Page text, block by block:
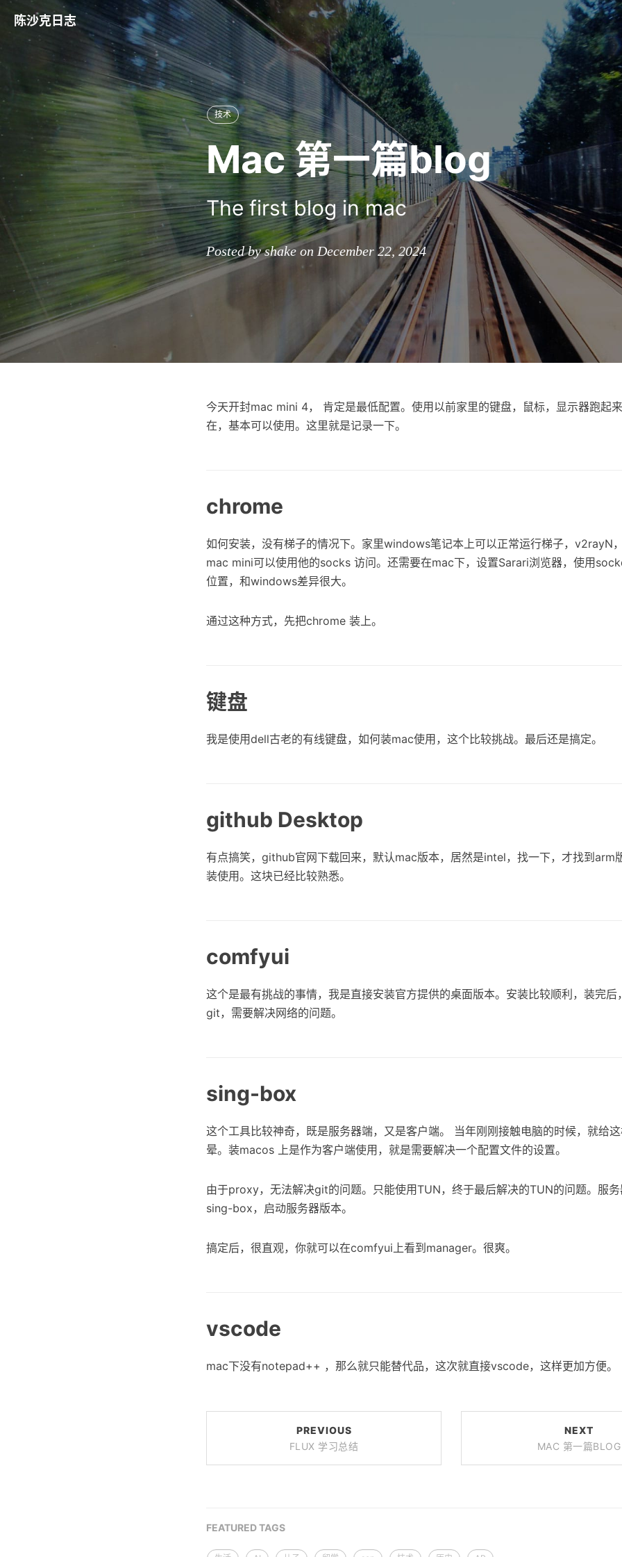
陈沙克日志
技术
Mac 第一篇blog
The first blog in mac
Posted by shake on December 22, 2024
今天开封mac mini 4， 肯定是最低配置。使用以前家里的键盘，鼠标，显示器跑起
在，基本可以使用。这里就是记录一下。
chrome
如何安装，没有梯子的情况下。家里windows笔记本上可以正常运行梯子，v2rayN
mac mini可以使用他的socks 访问。还需要在mac下，设置Sarari浏览器，使用
位置，和windows差异很大。
通过这种方式，先把chrome 装上。
键盘
我是使用dell古老的有线键盘，如何装mac使用，这个比较挑战。最后还是搞定。
github Desktop
有点搞笑，github官网下载回来，默认mac版本，居然是intel，找一下，才找到arm
装使用。这块已经比较熟悉。
comfyui
这个是最有挑战的事情，我是直接安装官方提供的桌面版本。安装比较顺利，装完后
git，需要解决网络的问题。
sing-box
这个工具比较神奇，既是服务器端，又是客户端。 当年刚刚接触电脑的时候，就给
晕。装macos 上是作为客户端使用，就是需要解决一个配置文件的设置。
由于proxy，无法解决git的问题。只能使用TUN，终于最后解决的TUN的问题。服务
sing-box，启动服务器版本。
搞定后，很直观，你就可以在comfyui上看到manager。很爽。
vscode
mac下没有notepad++ ，那么就只能替代品，这次就直接vscode，这样更加方便。
PREVIOUS
FLUX 学习总结
NEXT
MAC 第一篇BLOG
FEATURED TAGS